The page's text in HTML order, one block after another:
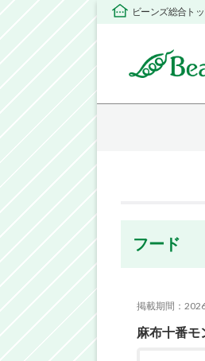
ビーンズ総合ト
フード
掲載期間：
麻布十番モ